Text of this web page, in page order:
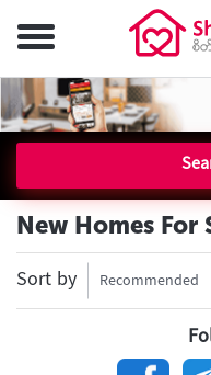
New Homes For
Sort by Recommended